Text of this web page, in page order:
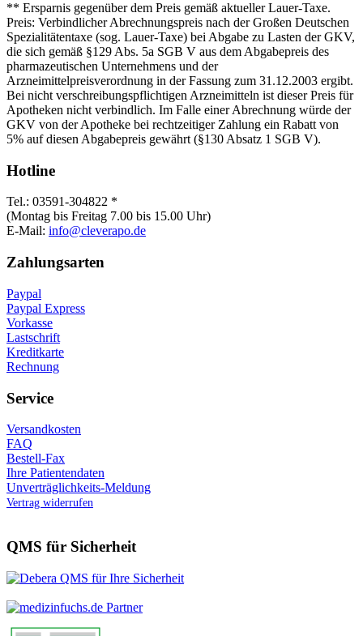
** Ersparnis gegenüber dem Preis gemäß aktueller Lauer-Taxe.
Preis: Verbindlicher Abrechnungspreis nach der Großen Deutschen
Spezialitätentaxe (sog. Lauer-Taxe) bei Abgabe zu Lasten der GKV,
die sich gemäß §129 Abs. 5a SGB V aus dem Abgabepreis des
pharmazeutischen Unternehmens und der
Arzneimittelpreisverordnung in der Fassung zum 31.12.2003 ergibt.
Bei nicht verschreibungspflichtigen Arzneimitteln ist dieser Preis für
Apotheken nicht verbindlich. Im Falle einer Abrechnung würde der
GKV von der Apotheke bei rechtzeitiger Zahlung ein Rabatt von
5% auf diesen Abgabepreis gewährt (§130 Absatz 1 SGB V).
Hotline
Tel.: 03591-304822 *
(Montag bis Freitag 7.00 bis 15.00 Uhr)
E-Mail: info@cleverapo.de
Zahlungsarten
Paypal
Paypal Express
Vorkasse
Lastschrift
Kreditkarte
Rechnung
Service
Versandkosten
FAQ
Bestell-Fax
Ihre Patientendaten
Unverträglichkeits-Meldung
Vertrag widerrufen
QMS für Sicherheit